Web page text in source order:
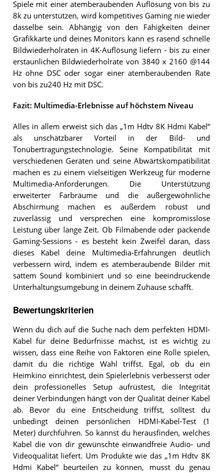
Spiele mit einer atemberaubenden Auflösung von bis zu
8k zu unterstützen, wird kompetitives Gaming nie wieder
dasselbe sein. Abhängig von den Fähigkeiten deiner
Grafikkarte und deines Monitors kann es rasend schnelle
Bildwiederholraten in 4K-Auflösung liefern - bis zu einer
erstaunlichen Bildwiederholrate von 3840 x 2160 @144
Hz ohne DSC oder sogar einer atemberaubenden Rate
von bis zu240 Hz mit DSC.
Fazit: Multimedia-Erlebnisse auf höchstem Niveau
Alles in allem erweist sich das „1m Hdtv 8K Hdmi Kabel“
als unschätzbarer Vorteil in der Bild- und
Tonübertragungstechnologie. Seine Kompatibilität mit
verschiedenen Geräten und seine Abwärtskompatibilität
machen es zu einem vielseitigen Werkzeug für moderne
Multimedia-Anforderungen. Die Unterstützung
erweiterter Farbräume und die außergewöhnliche
Abschirmung machen es außerdem robust und
zuverlässig und versprechen eine kompromisslose
Leistung über lange Zeit. Ob Filmabende oder packende
Gaming-Sessions - es besteht kein Zweifel daran, dass
dieses Kabel deine Multimedia-Erfahrungen deutlich
verbessern wird, indem es atemberaubende Bilder mit
sattem Sound kombiniert und so eine beeindruckende
Unterhaltungsumgebung in deinem Zuhause schafft.
Bewertungskriterien
Wenn du dich auf die Suche nach dem perfekten HDMI-
Kabel für deine Bedürfnisse machst, ist es wichtig zu
wissen, dass eine Reihe von Faktoren eine Rolle spielen,
damit du die richtige Wahl triffst. Egal, ob du ein
Heimkino einrichtest, dein Spielerlebnis verbesserst oder
dein professionelles Setup aufrüstest, die Integrität
deiner Verbindungen hängt von der Qualität deiner Kabel
ab. Bevor du eine Entscheidung triffst, solltest du
unbedingt deinen persönlichen HDMI-Kabel-Test (1
Meter) durchführen. So kannst du herausfinden, welches
Kabel die von dir gewünschte einwandfreie Audio- und
Videoqualität liefert. Um Produkte wie das „1m Hdtv 8K
Hdmi Kabel“ beurteilen zu können, musst du genau